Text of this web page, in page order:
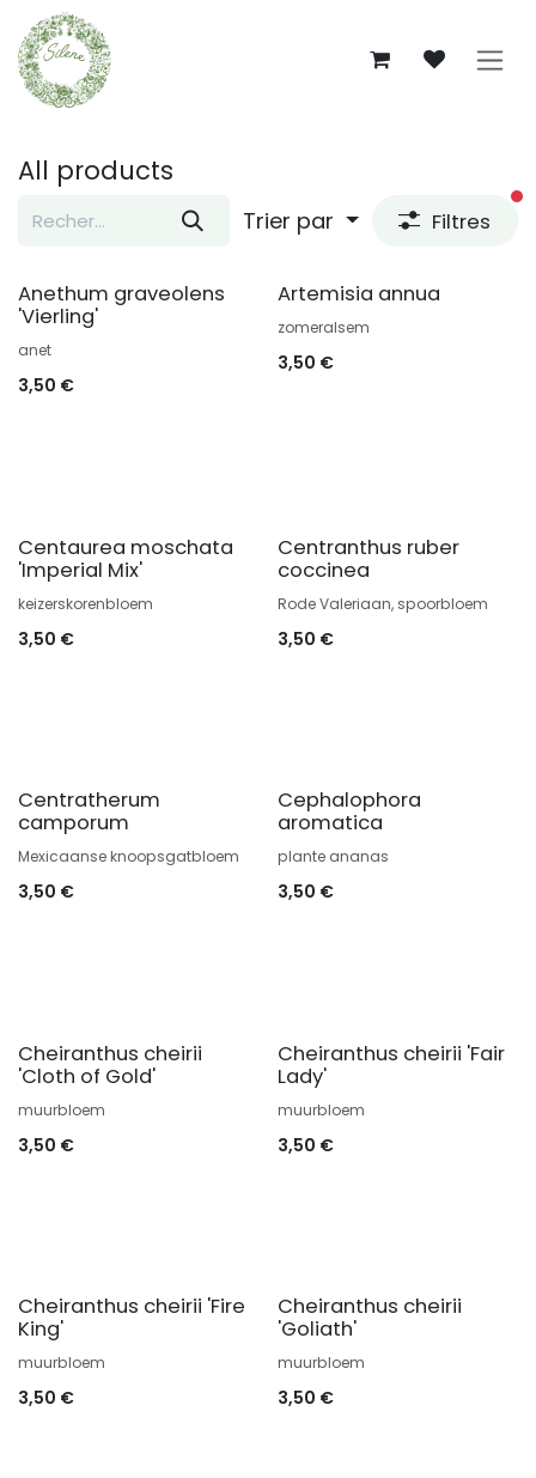
Se rendre au contenu
All products
Trier par Filtres
Anethum graveolens
'Vierling'
anet
3,50 €
Artemisia annua
zomeralsem
3,50 €
Centaurea moschata
'Imperial Mix'
keizerskorenbloem
3,50 €
Centranthus ruber
coccinea
Rode Valeriaan, spoorbloem
3,50 €
Centratherum
camporum
Mexicaanse knoopsgatbloem
3,50 €
Cephalophora
aromatica
plante ananas
3,50 €
Cheiranthus cheirii
'Cloth of Gold'
muurbloem
3,50 €
Cheiranthus cheirii 'Fair
Lady'
muurbloem
3,50 €
Cheiranthus cheirii 'Fire
King'
muurbloem
3,50 €
Cheiranthus cheirii
'Goliath'
muurbloem
3,50 €